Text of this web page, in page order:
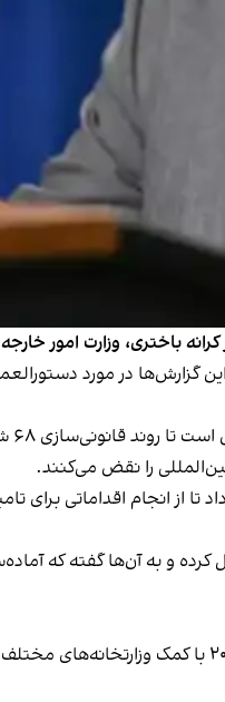
کرانه باختری، وزارت امور
گزارش‌ها در مورد
را نقض می‌کنند.
از انجام اقداماتی
و به آن‌ها گفته که
این شهرک‌ها که اکنون حدود ۲۵ هزار نفر در آن‌ها زندگی